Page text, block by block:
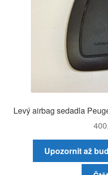
Levý airbag sedadla
Upozornit až